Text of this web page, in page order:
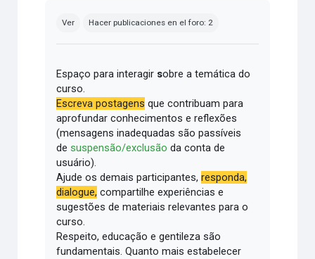
Ver Hacer publicaciones en el foro: 2
Espaço para interagir sobre a temática do
curso.
Escreva postagens que contribuam para
aprofundar conhecimentos e reflexões
(mensagens inadequadas são passíveis
desuspensão/exclusão da conta de
usuário).
Ajude os demais participantes,responda,
dialogue, compartilhe experiências e
sugestões de materiais relevantes para o
curso.
Respeito, educação e gentileza são
fundamentais.Quanto mais estabelecer